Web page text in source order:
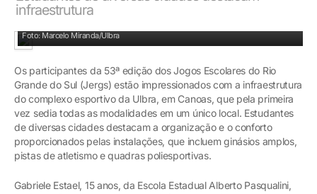
infraestrutura
Foto: Marcelo Miranda/Ulbra
Os participantes da 53ª edição dos Jogos Escolares do Rio
Grande do Sul (Jergs) estão impressionados com a infraestrutura
do complexo esportivo da Ulbra, em Canoas, que pela primeira
vez sedia todas as modalidades em um único local. Estudantes
de diversas cidades destacam a organização e o conforto
proporcionados pelas instalações, que incluem ginásios amplos,
pistas de atletismo e quadras poliesportivas.
Gabriele Estael, 15 anos, da Escola Estadual Alberto Pasqualini,